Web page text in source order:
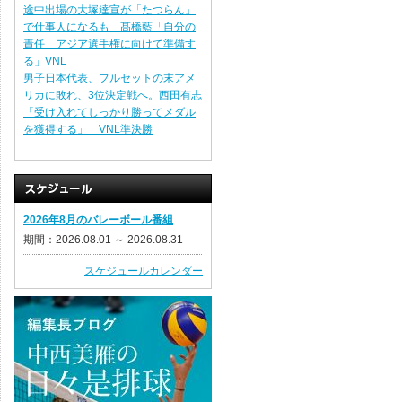
途中出場の大塚達宣が「たつらん」
で仕事人になるも 髙橋藍「自分の
責任 アジア選手権に向けて準備す
る」VNL
男子日本代表、フルセットの末アメ
リカに敗れ、3位決定戦へ。西田有志
「受け入れてしっかり勝ってメダル
を獲得する」 VNL準決勝
2026年8月のバレーボール番組
期間：2026.08.01 ～ 2026.08.31
スケジュールカレンダー